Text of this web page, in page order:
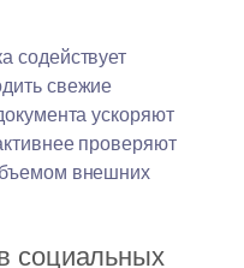
содействует
свежие
ускоряют
проверяют
внешних
социальных